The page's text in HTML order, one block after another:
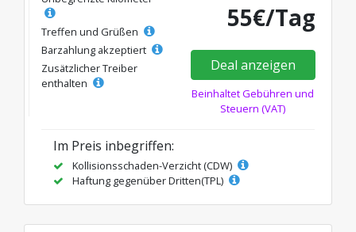
Treffen und Grüßen
Barzahlung akzeptiert
Zusätzlicher Treiber
enthalten
55€/Tag
Deal anzeigen
Beinhaltet Gebühren und
Steuern (VAT)
Im Preis inbegriffen:
Kollisionsschaden-Verzicht (CDW)
Haftung gegenüber Dritten(TPL)